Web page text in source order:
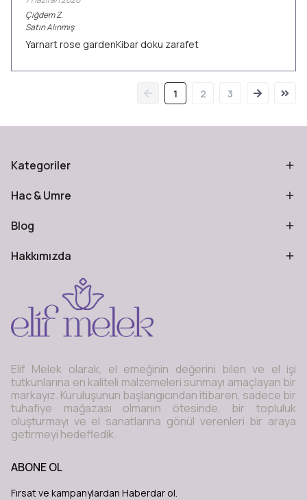
ÇiğdemZ.
Satın Alınmış
Yarnart rose gardenKibar doku zarafet
1 2 3
Kategoriler
Hac & Umre
Blog
Hakkımızda
Elif Melek olarak, el emeğinin değerini bilen ve el işi
tutkunlarına en kaliteli malzemeleri sunmayı amaçlayan bir
markayız. Kuruluşunun başlangıcından itibaren, sadece bir
tuhafiye mağazası olmanın ötesinde, bir topluluk
oluşturmayı ve el sanatlarına gönül verenleri bir araya
getirmeyi hedefledik.
ABONE OL
Fırsat ve kampanylardan Haberdar ol.